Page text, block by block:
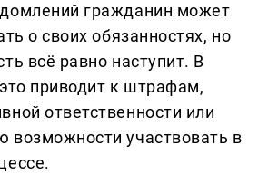
гражданин может
о своих обязанностях, но
всё равно наступит. В
приводит к штрафам,
ответственности или
участвовать в